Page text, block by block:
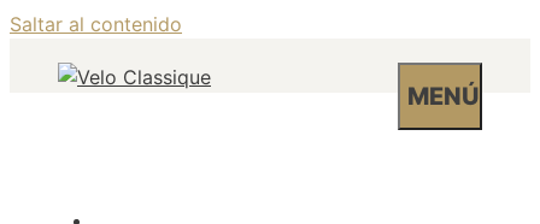
Saltar al contenido
MENÚ